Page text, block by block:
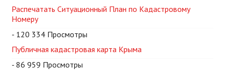
Распечатать Ситуационный План по Кадастровому
Номеру
- 120 334 Просмотры
Публичная кадастровая карта Крыма
- 86 959 Просмотры